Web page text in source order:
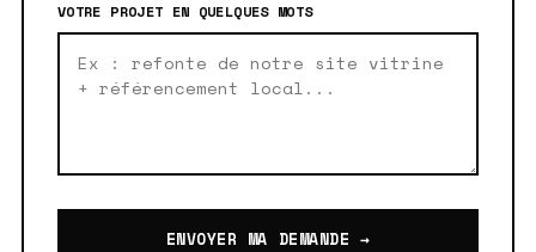
VOTRE PROJET EN QUELQUES MOTS
ENVOYER MA DEMANDE →